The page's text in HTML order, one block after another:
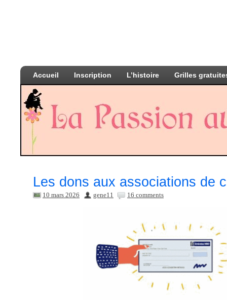
Accueil Inscription L’histoire Grilles
Les dons aux associations de
10 mars 2026 gene11 16 comments